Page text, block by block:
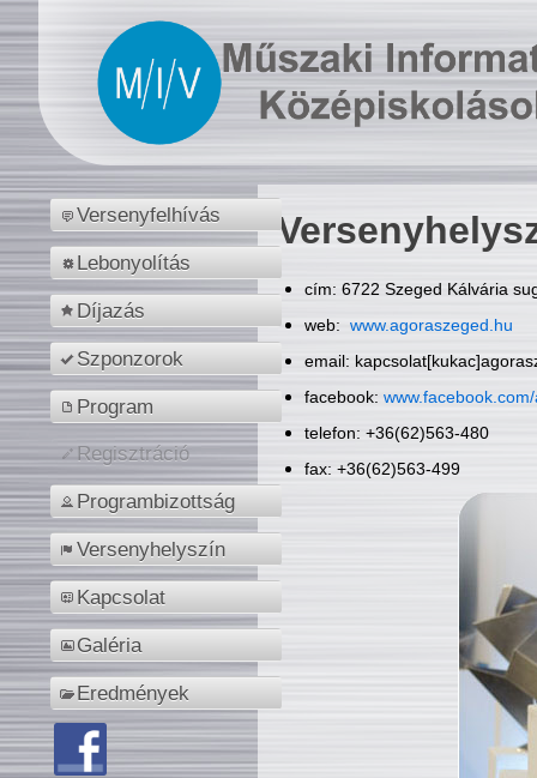
Versenyfelhívás
Lebonyolítás
Díjazás
Szponzorok
Program
Regisztráció
Programbizottság
Versenyhelyszín
Kapcsolat
Galéria
Eredmények
cím: 6722 Szeged Kálvária
web: www.agoraszeged.hu
email:
facebook:
telefon: +36(62)563-480
fax: +36(62)563-499